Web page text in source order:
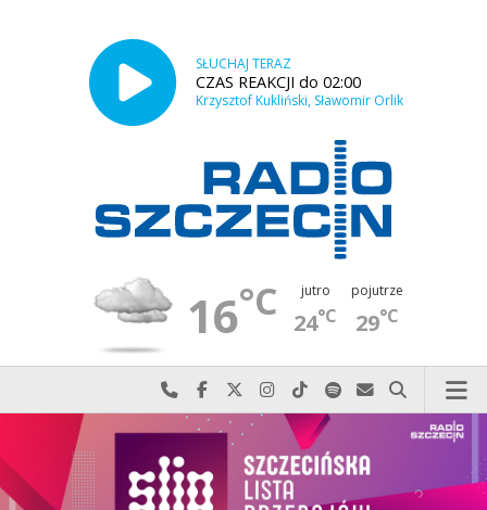
SŁUCHAJ TERAZ
CZAS REAKCJI do 02:00
Krzysztof Kukliński, Sławomir Orlik
16°C jutro
24°C
pojutrze
29°C
Najlepiej po prostu do nas zadzwoń
Odwiedź nas na Facebook-u
Odwiedź nas na X
Odwiedź nas na Instagram-ie
Odwiedź nas na TikTok-u
Szukaj nas na Spotify
Wyślij do nas
Szukaj